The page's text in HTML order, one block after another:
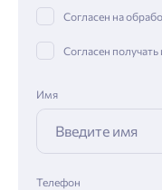
Согласен на
Согласен
Имя
Телефон